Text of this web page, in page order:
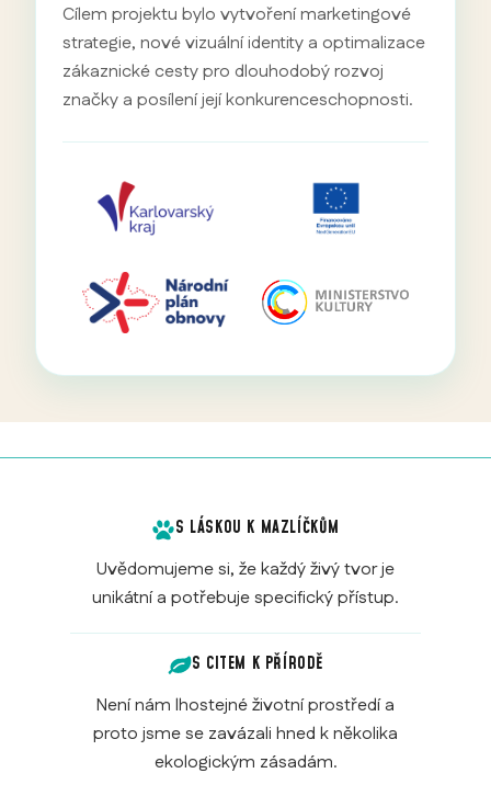
Cílem projektu bylo vytvoření marketingové
strategie, nové vizuální identity a optimalizace
zákaznické cesty pro dlouhodobý rozvoj
značky a posílení její konkurenceschopnosti.
S LÁSKOU K MAZLÍČKŮM
Uvědomujeme si, že každý živý tvor je
unikátní a potřebuje specifický přístup.
S CITEM K PŘÍRODĚ
Není nám lhostejné životní prostředí a
proto jsme se zavázali hned k několika
ekologickým zásadám.